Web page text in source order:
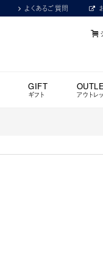
よくあるご質問
GIFT
ギフト アウトレ